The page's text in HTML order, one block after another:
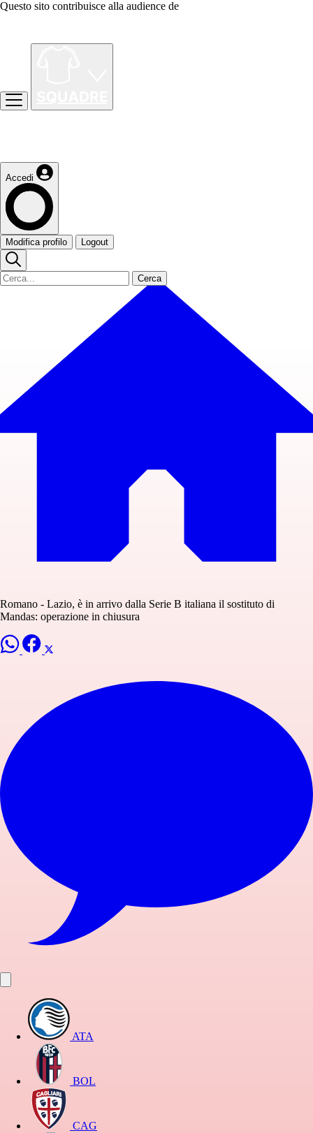
Questo sito contribuisce alla audience de
Accedi
Modifica profilo Logout
Cerca
Romano - Lazio, è in arrivo dalla Serie B italiana il sostituto di
Mandas: operazione in chiusura
ATA
BOL
CAG